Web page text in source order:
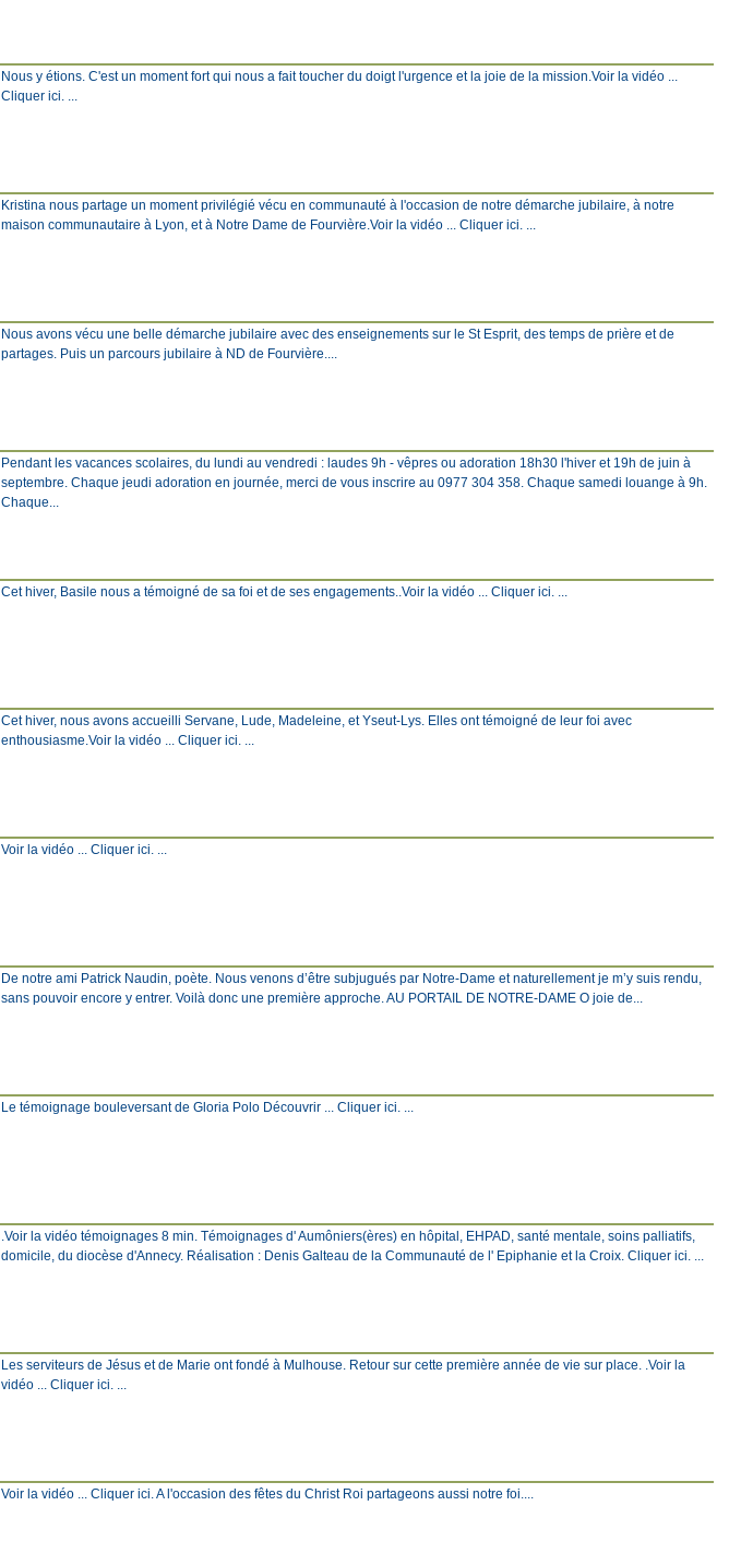
Nous y étions. C'est un moment fort qui nous a fait toucher du doigt l'urgence et la joie de la mission.Voir la vidéo ...
Cliquer ici. ...
Kristina nous partage un moment privilégié vécu en communauté à l'occasion de notre démarche jubilaire, à notre
maison communautaire à Lyon, et à Notre Dame de Fourvière.Voir la vidéo ... Cliquer ici. ...
Nous avons vécu une belle démarche jubilaire avec des enseignements sur le St Esprit, des temps de prière et de
partages. Puis un parcours jubilaire à ND de Fourvière....
Pendant les vacances scolaires, du lundi au vendredi : laudes 9h - vêpres ou adoration 18h30 l'hiver et 19h de juin à
septembre. Chaque jeudi adoration en journée, merci de vous inscrire au 0977 304 358. Chaque samedi louange à 9h.
Chaque...
Cet hiver, Basile nous a témoigné de sa foi et de ses engagements..Voir la vidéo ... Cliquer ici. ...
Cet hiver, nous avons accueilli Servane, Lude, Madeleine, et Yseut-Lys. Elles ont témoigné de leur foi avec
enthousiasme.Voir la vidéo ... Cliquer ici. ...
Voir la vidéo ... Cliquer ici. ...
De notre ami Patrick Naudin, poète. Nous venons d’être subjugués par Notre-Dame et naturellement je m’y suis rendu,
sans pouvoir encore y entrer. Voilà donc une première approche. AU PORTAIL DE NOTRE-DAME O joie de...
Le témoignage bouleversant de Gloria Polo Découvrir ... Cliquer ici. ...
.Voir la vidéo témoignages 8 min. Témoignages d' Aumôniers(ères) en hôpital, EHPAD, santé mentale, soins palliatifs,
domicile, du diocèse d'Annecy. Réalisation : Denis Galteau de la Communauté de l' Epiphanie et la Croix. Cliquer ici. ...
Les serviteurs de Jésus et de Marie ont fondé à Mulhouse. Retour sur cette première année de vie sur place. .Voir la
vidéo ... Cliquer ici. ...
Voir la vidéo ... Cliquer ici. A l'occasion des fêtes du Christ Roi partageons aussi notre foi....